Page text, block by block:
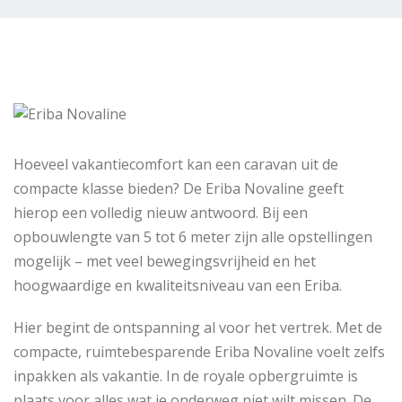
Hoeveel vakantiecomfort kan een caravan uit de
compacte klasse bieden? De Eriba Novaline geeft
hierop een volledig nieuw antwoord. Bij een
opbouwlengte van 5 tot 6 meter zijn alle opstellingen
mogelijk – met veel bewegingsvrijheid en het
hoogwaardige en kwaliteitsniveau van een Eriba.
Hier begint de ontspanning al voor het vertrek. Met de
compacte, ruimtebesparende Eriba Novaline voelt zelfs
inpakken als vakantie. In de royale opbergruimte is